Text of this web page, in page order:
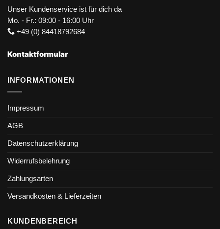
Unser Kundenservice ist für dich da
Mo. - Fr.: 09:00 - 16:00 Uhr
+49 (0) 84418792684
Kontaktformular
INFORMATIONEN
Impressum
AGB
Datenschutzerklärung
Widerrufsbelehrung
Zahlungsarten
Versandkosten & Lieferzeiten
KUNDENBEREICH